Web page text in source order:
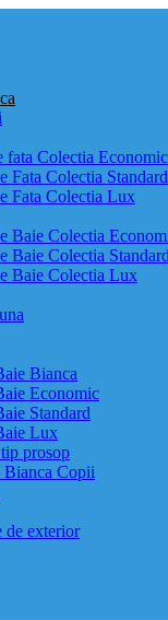
fata Colectia Economic
Fata Colectia Standard
Fata Colectia Lux
Baie Colectia
Baie Colectia Standard
Baie Colectia Lux
Bianca
Economic
Standard
Lux
prosop
Bianca Copii
de exterior